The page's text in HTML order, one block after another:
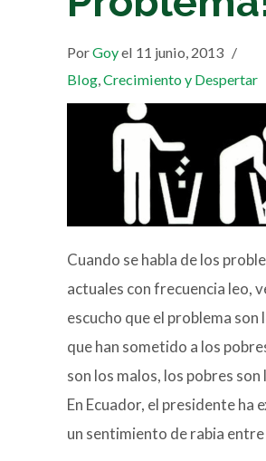
PorGoyel 11 junio, 2013 /
Blog,Crecimiento y Despertar
Cuando se habla de los
actuales con frecuencia leo,
escucho que el problema son
que han sometido a los
son los malos, los pobres son
En Ecuador, el presidente ha
un sentimiento de rabia entre